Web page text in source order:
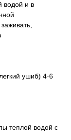
водой и в
ушиб) 4-6
теплой водой с